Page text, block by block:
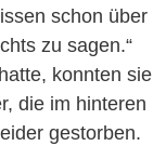
schon über
zu sagen.“
konnten sie
die im hinteren
gestorben.